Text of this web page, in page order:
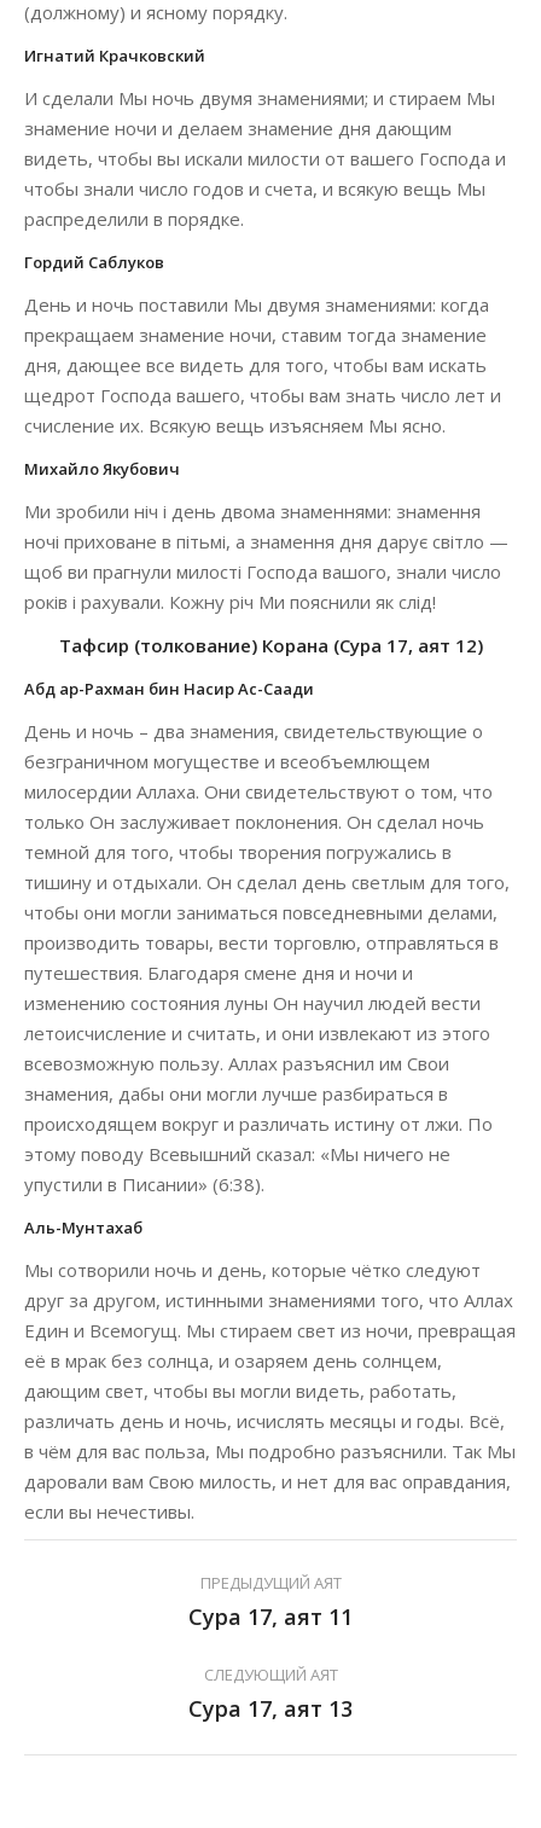
(должному) и ясному порядку.
Игнатий Крачковский
И сделали Мы ночь двумя знамениями; и стираем Мы
знамение ночи и делаем знамение дня дающим
видеть, чтобы вы искали милости от вашего Господа и
чтобы знали число годов и счета, и всякую вещь Мы
распределили в порядке.
Гордий Саблуков
День и ночь поставили Мы двумя знамениями: когда
прекращаем знамение ночи, ставим тогда знамение
дня, дающее все видеть для того, чтобы вам искать
щедрот Господа вашего, чтобы вам знать число лет и
счисление их. Всякую вещь изъясняем Мы ясно.
Михайло Якубович
Ми зробили ніч і день двома знаменнями: знамення
ночі приховане в пітьмі, а знамення дня дарує світло —
щоб ви прагнули милості Господа вашого, знали число
років і рахували. Кожну річ Ми пояснили як слід!
Тафсир (толкование) Корана (Сура 17, аят 12)
Абд ар-Рахман бин Насир Ас-Саади
День и ночь – два знамения, свидетельствующие о
безграничном могуществе и всеобъемлющем
милосердии Аллаха. Они свидетельствуют о том, что
только Он заслуживает поклонения. Он сделал ночь
темной для того, чтобы творения погружались в
тишину и отдыхали. Он сделал день светлым для того,
чтобы они могли заниматься повседневными делами,
производить товары, вести торговлю, отправляться в
путешествия. Благодаря смене дня и ночи и
изменению состояния луны Он научил людей вести
летоисчисление и считать, и они извлекают из этого
всевозможную пользу. Аллах разъяснил им Свои
знамения, дабы они могли лучше разбираться в
происходящем вокруг и различать истину от лжи. По
этому поводу Всевышний сказал: «Мы ничего не
упустили в Писании» (6:38).
Аль-Мунтахаб
Мы сотворили ночь и день, которые чётко следуют
друг за другом, истинными знамениями того, что Аллах
Един и Всемогущ. Мы стираем свет из ночи, превращая
её в мрак без солнца, и озаряем день солнцем,
дающим свет, чтобы вы могли видеть, работать,
различать день и ночь, исчислять месяцы и годы. Всё,
в чём для вас польза, Мы подробно разъяснили. Так Мы
даровали вам Свою милость, и нет для вас оправдания,
если вы нечестивы.
ПРЕДЫДУЩИЙ АЯТ
Сура 17, аят 11
СЛЕДУЮЩИЙ АЯТ
Сура 17, аят 13